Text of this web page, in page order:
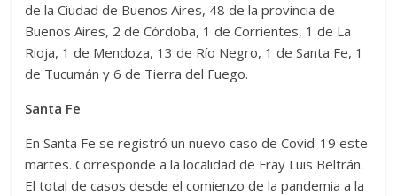
de la Ciudad de Buenos Aires, 48 de la provincia de
Buenos Aires, 2 de Córdoba, 1 de Corrientes, 1 de La
Rioja, 1 de Mendoza, 13 de Río Negro, 1 de Santa Fe, 1
de Tucumán y 6 de Tierra del Fuego.
Santa Fe
En Santa Fe se registró un nuevo caso de Covid-19 este
martes. Corresponde a la localidad de Fray Luis Beltrán.
El total de casos desde el comienzo de la pandemia a la